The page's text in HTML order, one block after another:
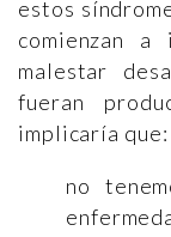
estos
comienzan
malestar
fueran
implicaría que:
no